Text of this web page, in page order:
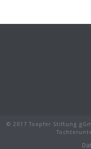
© 2017 Toepfer Stiftung